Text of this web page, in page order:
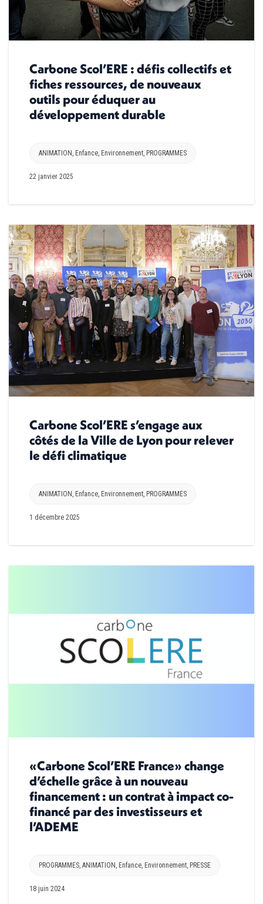
Carbone Scol’ERE : défis collectifs et
fiches ressources, de nouveaux
outils pour éduquer au
développement durable
ANIMATION , Enfance, Environnement, PROGRAMMES
22 janvier 2025
Carbone Scol’ERE s’engage aux
côtés de la Ville de Lyon pour relever
le défi climatique
ANIMATION , Enfance, Environnement, PROGRAMMES
1 décembre 2025
«Carbone Scol’ERE France» change
d’échelle grâce à un nouveau
financement : un contrat à impact co-
financé par des investisseurs et
l’ADEME
PROGRAMMES, ANIMATION , Enfance, Environnement, PRESSE
18 juin 2024